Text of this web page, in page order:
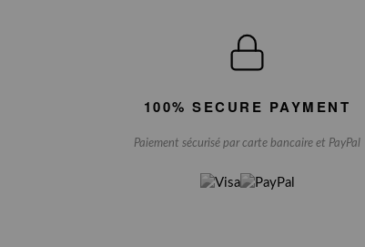
100% SECURE PAYMENT
Paiement sécurisé par carte bancaire et PayPal